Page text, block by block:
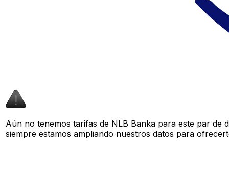
Aún no tenemos tarifas de NLB Banka para este par
siempre estamos ampliando nuestros datos para